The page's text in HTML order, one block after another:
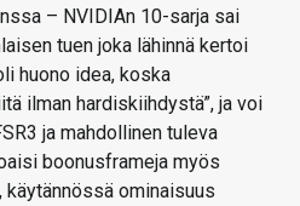
– NVIDIAn 10-sarja sai
tuen joka lähinnä kertoi
huono idea, koska
ilman hardiskiihdystä”, ja voi
ja mahdollinen tuleva
boonusframeja myös
ominaisuus